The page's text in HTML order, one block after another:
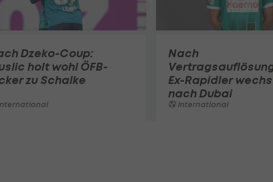
Dzeko-Coup:
holt wohl ÖFB-
zu Schalke
Nach
Ex-Rapidler
nach Dubai
International